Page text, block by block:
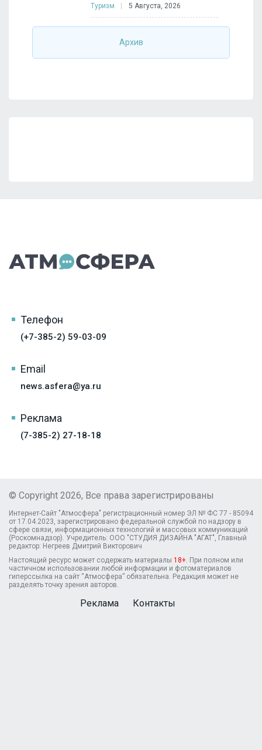
Туризм 5 Августа, 2026
Архив
Телефон
(+7-385-2) 59-03-09
Email
news.asfera@ya.ru
Реклама
(7-385-2) 27-18-18
© Copyright 2026, Все права зарегистрированы
Интернет-Сайт "Атмосфера" регистрационный номер ЭЛ № ФС 77 - 85094
от 17.04.2023, зарегистрировано федеральной службой по надзору в
сфере связи, информационных технологий и массовых коммуникаций
(Роскомнадзор). Учредитель: ООО "СТУДИЯ ДИЗАЙНА "АГАТ", Главный
редактор: Негреев Дмитрий Викторович
Настоящий ресурс может содержать материалы 18+. При полном или
частичном использовании любой информации и фотоматериалов
гиперссылка на сайт “Атмосфера” обязательна. Редакция может не
разделять точку зрения авторов.
Реклама Контакты